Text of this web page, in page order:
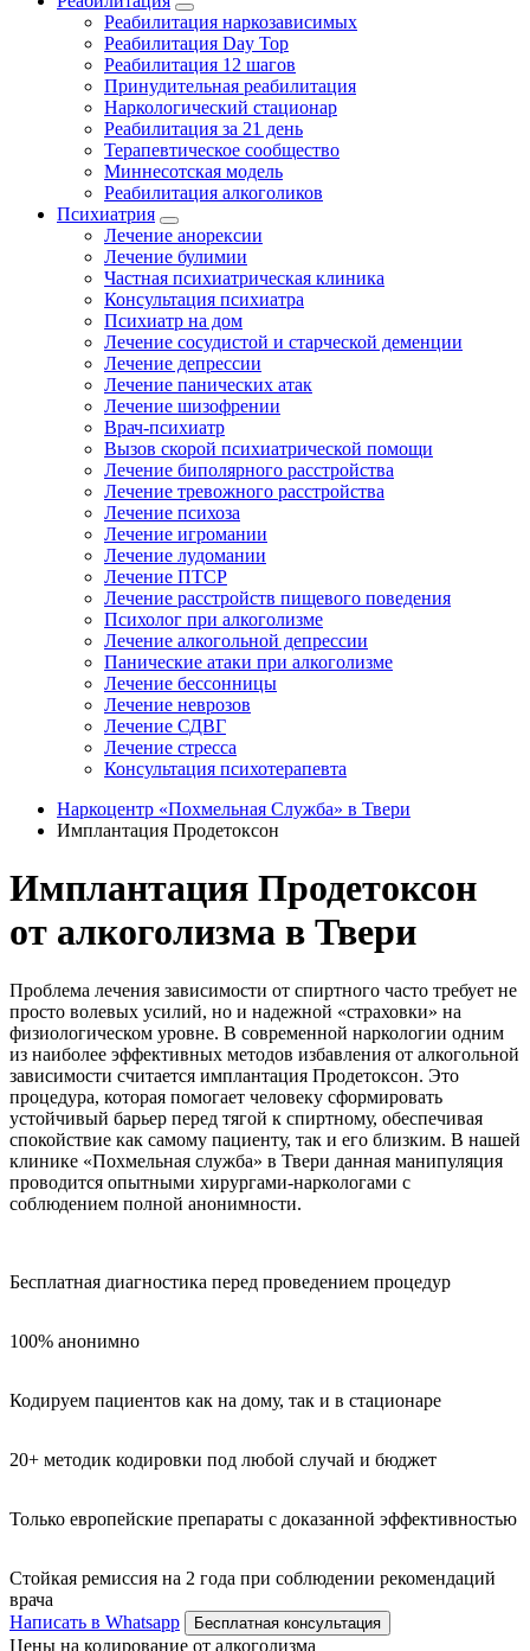
Реабилитация наркозависимых
Реабилитация Day Top
Реабилитация 12 шагов
Принудительная реабилитация
Наркологический стационар
Реабилитация за 21 день
Терапевтическое сообщество
Миннесотская модель
Реабилитация алкоголиков
Психиатрия
Лечение анорексии
Лечение булимии
Частная психиатрическая клиника
Консультация психиатра
Психиатр на дом
Лечение сосудистой и старческой деменции
Лечение депрессии
Лечение панических атак
Лечение шизофрении
Врач-психиатр
Вызов скорой психиатрической помощи
Лечение биполярного расстройства
Лечение тревожного расстройства
Лечение психоза
Лечение игромании
Лечение лудомании
Лечение ПТСР
Лечение расстройств пищевого поведения
Психолог при алкоголизме
Лечение алкогольной депрессии
Панические атаки при алкоголизме
Лечение бессонницы
Лечение неврозов
Лечение СДВГ
Лечение стресса
Консультация психотерапевта
Наркоцентр «Похмельная Служба» в Твери
Имплантация Продетоксон
Имплантация Продетоксон
от алкоголизма в Твери
Проблема лечения зависимости от спиртного часто требует не
просто волевых усилий, но и надежной «страховки» на
физиологическом уровне. В современной наркологии одним
из наиболее эффективных методов избавления от алкогольной
зависимости считается имплантация Продетоксон. Это
процедура, которая помогает человеку сформировать
устойчивый барьер перед тягой к спиртному, обеспечивая
спокойствие как самому пациенту, так и его близким. В нашей
клинике «Похмельная служба» в Твери данная манипуляция
проводится опытными хирургами-наркологами с
соблюдением полной анонимности.
Бесплатная диагностика перед проведением процедур
100% анонимно
Кодируем пациентов как на дому, так и в стационаре
20+ методик кодировки под любой случай и бюджет
Только европейские препараты с доказанной эффективностью
Стойкая ремиссия на 2 года при соблюдении рекомендаций
врача
Написать в Whatsapp
Бесплатная консультация
Цены на кодирование от алкоголизма